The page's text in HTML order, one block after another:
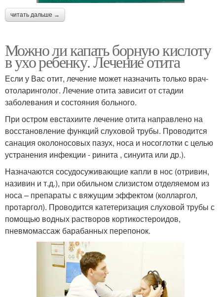
читать дальше →
Можно ли капать борную кислоту
в ухо ребенку. Лечение отита
Если у Вас отит, лечение может назначить только врач-
отоларинголог. Лечение отита зависит от стадии
заболевания и состояния больного.
При остром евстахиите лечение отита направлено на
восстановление функций слуховой трубы. Проводится
санация околоносовых пазух, носа и носоглотки с целью
устранения инфекции - ринита , синуита или др.).
Назначаются сосудосуживающие капли в нос (отривин,
називин и т.д.), при обильном слизистом отделяемом из
носа – препараты с вяжущим эффектом (колларгол,
протаргол). Проводится катетеризация слуховой трубы с
помощью водных растворов кортикостероидов,
пневмомассаж барабанных перепонок.